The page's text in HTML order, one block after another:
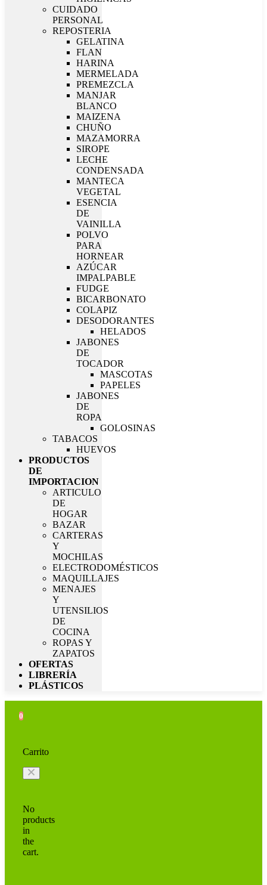
CUIDADO
PERSONAL
REPOSTERIA
GELATINA
FLAN
HARINA
MERMELADA
PREMEZCLA
MANJAR
BLANCO
MAIZENA
CHUÑO
MAZAMORRA
SIROPE
LECHE
CONDENSADA
MANTECA
VEGETAL
ESENCIA
DE
VAINILLA
POLVO
PARA
HORNEAR
AZÚCAR
IMPALPABLE
FUDGE
BICARBONATO
COLAPIZ
DESODORANTES
HELADOS
JABONES
DE
TOCADOR
MASCOTAS
PAPELES
JABONES
DE
ROPA
GOLOSINAS
TABACOS
HUEVOS
PRODUCTOS
DE
IMPORTACION
ARTICULO
DE
HOGAR
BAZAR
CARTERAS
Y
MOCHILAS
ELECTRODOMÉSTICOS
MAQUILLAJES
MENAJES
Y
UTENSILIOS
DE
COCINA
ROPAS Y
ZAPATOS
OFERTAS
LIBRERÍA
PLÁSTICOS
0
Carrito
No
products
in
the
cart.